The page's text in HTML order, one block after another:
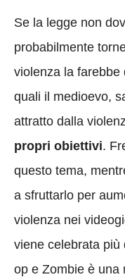
Se la legge non
probabilmente
violenza la farebbe
quali il medioevo,
attratto dalla
propri obiettivi.
questo tema,
a sfruttarlo per
violenza nei
viene celebrata più
op e Zombie è una